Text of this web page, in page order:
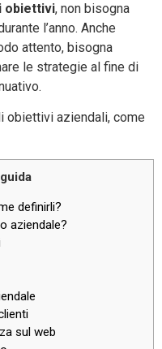
obiettivi, non bisogna
l’anno. Anche
attento, bisogna
le strategie al fine di
obiettivi aziendali, come
definirli?
aziendale?
sul web